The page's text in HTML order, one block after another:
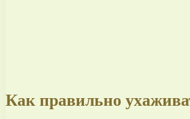
Как правильно